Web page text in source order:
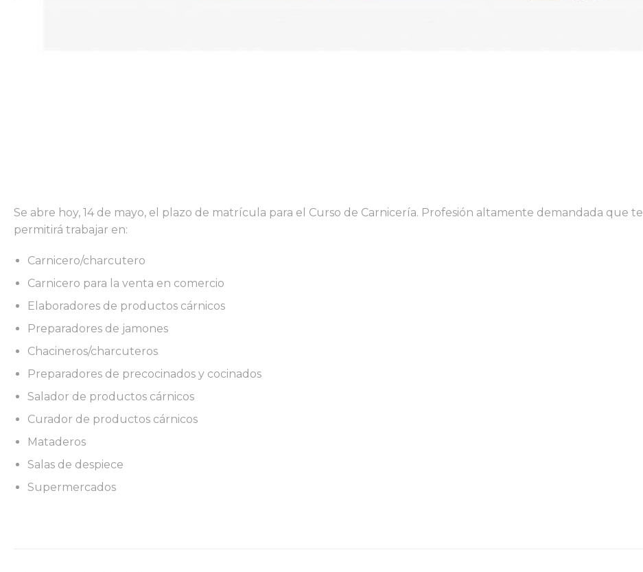
Se abre hoy, 14 de mayo, el plazo de matrícula para el Curso de Carnicería. Profesión altamente demandada que te
permitirá trabajar en:
Carnicero/charcutero
Carnicero para la venta en comercio
Elaboradores de productos cárnicos
Preparadores de jamones
Chacineros/charcuteros
Preparadores de precocinados y cocinados
Salador de productos cárnicos
Curador de productos cárnicos
Mataderos
Salas de despiece
Supermercados